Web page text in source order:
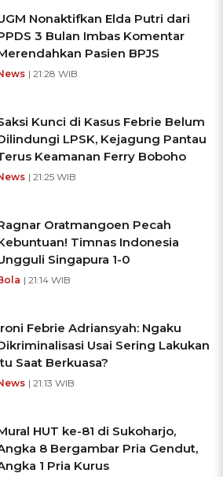
Nonaktifkan Elda Putri dari
3 Bulan Imbas Komentar
Pasien BPJS
| 21:28 WIB
Kunci di Kasus Febrie Belum
LPSK, Kejagung Pantau
Keamanan Ferry Boboho
| 21:25 WIB
Oratmangoen Pecah
Timnas Indonesia
Singapura 1-0
| 21:14 WIB
Febrie Adriansyah: Ngaku
Usai Sering Lakukan
Saat Berkuasa?
| 21:13 WIB
HUT ke-81 di Sukoharjo,
8 Bergambar Pria Gendut,
1 Pria Kurus